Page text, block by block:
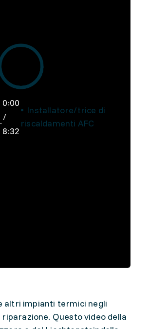
0:00
/
8:32
Installatore/trice di
riscaldamenti AFC
altri impianti termici negli
Questo video della